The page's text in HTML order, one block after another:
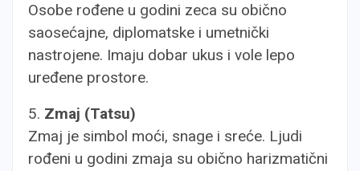
Osobe rođene u godini zeca su obično
saosećajne, diplomatske i umetnički
nastrojene. Imaju dobar ukus i vole lepo
uređene prostore.
5. Zmaj (Tatsu)
Zmaj je simbol moći, snage i sreće. Ljudi
rođeni u godini zmaja su obično harizmatični